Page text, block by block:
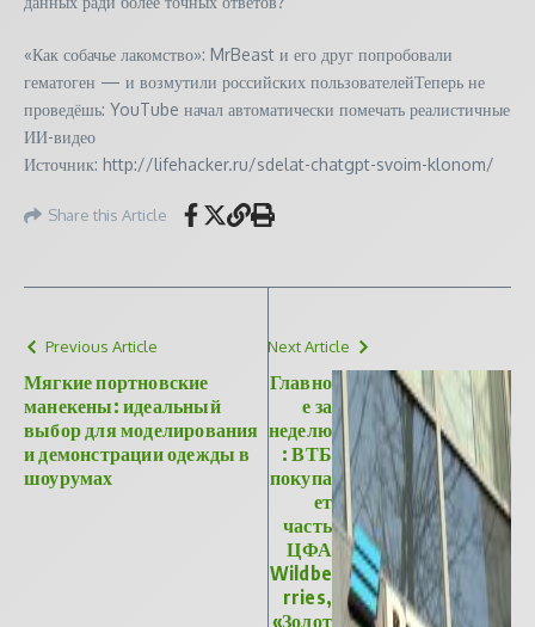
«Как собачье лакомство»: MrBeast и его друг попробовали
гематоген — и возмутили российских пользователейТеперь не
проведёшь: YouTube начал автоматически помечать реалистичные
ИИ-видео
Источник: http://lifehacker.ru/sdelat-chatgpt-svoim-klonom/
Share this Article
Previous Article
Мягкие портновские
манекены: идеальный
выбор для моделирования
и демонстрации одежды в
шоурумах
Next Article
Главно
е за
неделю
: ВТБ
покупа
ет
часть
ЦФА
Wildbe
rries,
«Золот